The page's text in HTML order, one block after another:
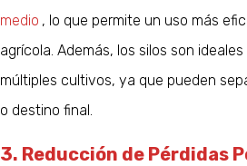
medio , lo que permite un uso más
agrícola. Además, los silos son
múltiples cultivos, ya que pueden
o destino final.
3. Reducción de Pérdidas